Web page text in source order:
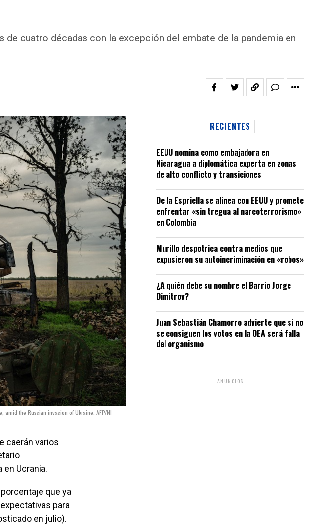
de cuatro décadas con la excepción del embate de la pandemia en
amid the Russian invasion of Ukraine. AFP/NI
caerán varios
en Ucrania.
que ya
para
en julio).
RECIENTES
EEUU nomina como embajadora en
Nicaragua a diplomática experta en zonas
de alto conflicto y transiciones
De la Espriella se alinea con EEUU y promete
enfrentar «sin tregua al narcoterrorismo»
en Colombia
Murillo despotrica contra medios que
expusieron su autoincriminación en «robos»
¿A quién debe su nombre el Barrio Jorge
Dimitrov?
Juan Sebastián Chamorro advierte que si no
se consiguen los votos en la OEA será falla
del organismo
ANUNCIOS